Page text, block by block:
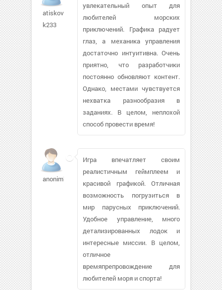
atiskov-
k233
увлекательный опыт для
любителей морских
приключений. Графика радует
глаз, а механика управления
достаточно интуитивна. Очень
приятно, что разработчики
постоянно обновляют контент.
Однако, местами чувствуется
нехватка разнообразия в
заданиях. В целом, неплохой
способ провести время!
anonim709661
Игра впечатляет своим
реалистичным геймплеем и
красивой графикой. Отличная
возможность погрузиться в
мир парусных приключений.
Удобное управление, много
детализированных лодок и
интересные миссии. В целом,
отличное
времяпрепровождение для
любителей моря и спорта!